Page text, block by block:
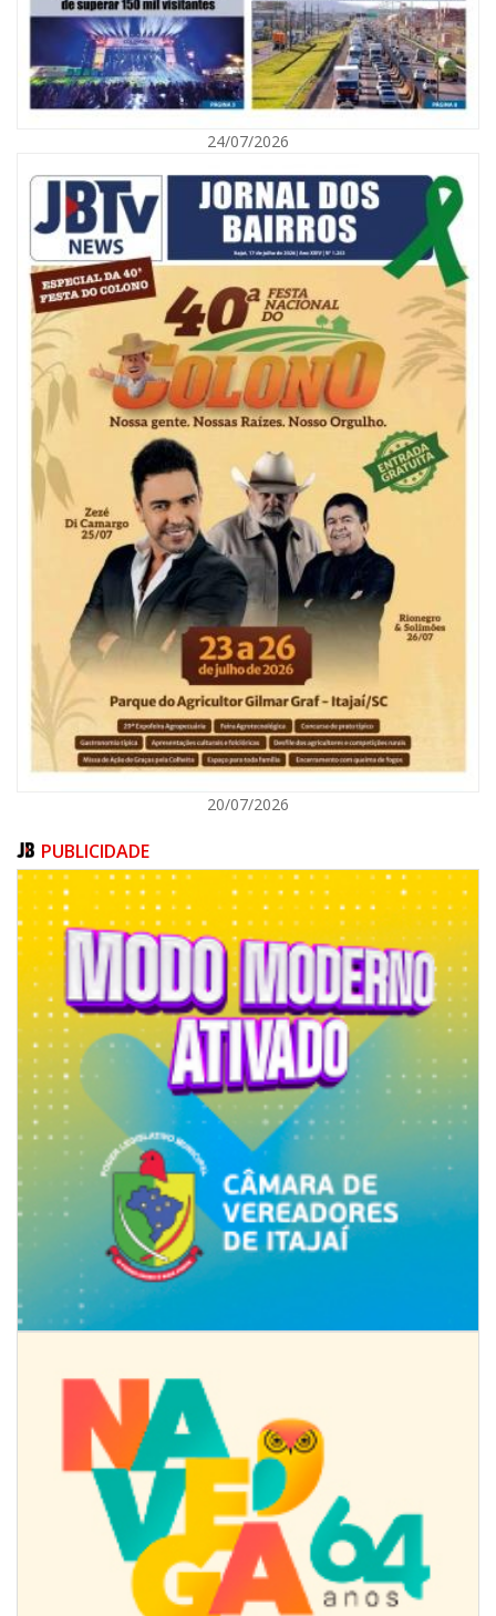
Saúde de BC abre inscrições para Oficina Regional de Qualidade em
Vigilância Sanitária
PENHA
08/08/2026 | 07:00
Reservatórios de Penha são higienizados com ajuda de mergulhadores e
sem interrupção no abastecimento
ITAJAÍ
08/08/2026 | 07:00
Limpeza de valas e ribeirões avança no interior de Itajaí
ITAJAÍ
24/07/2026
20/07/2026
PUBLICIDADE